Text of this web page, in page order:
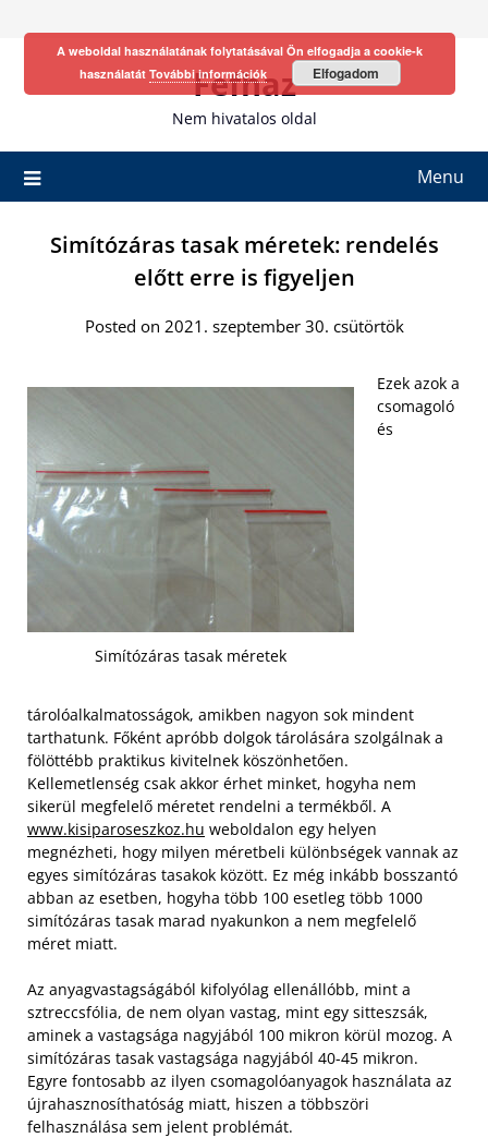
Fefhaz
Nem hivatalos oldal
Menu
Simítózáras tasak méretek: rendelés
előtt erre is figyeljen
Posted on 2021. szeptember 30. csütörtök
Simítózáras tasak méretek
Ezek azok a
csomagoló
és
tárolóalkalmatosságok, amikben nagyon sok mindent
tarthatunk. Főként apróbb dolgok tárolására szolgálnak a
fölöttébb praktikus kivitelnek köszönhetően.
Kellemetlenség csak akkor érhet minket, hogyha nem
sikerül megfelelő méretet rendelni a termékből. A
www.kisiparoseszkoz.hu weboldalon egy helyen
megnézheti, hogy milyen méretbeli különbségek vannak az
egyes simítózáras tasakok között. Ez még inkább bosszantó
abban az esetben, hogyha több 100 esetleg több 1000
simítózáras tasak marad nyakunkon a nem megfelelő
méret miatt.
Az anyagvastagságából kifolyólag ellenállóbb, mint a
sztreccsfólia, de nem olyan vastag, mint egy sitteszsák,
aminek a vastagsága nagyjából 100 mikron körül mozog. A
simítózáras tasak vastagsága nagyjából 40-45 mikron.
Egyre fontosabb az ilyen csomagolóanyagok használata az
újrahasznosíthatóság miatt, hiszen a többszöri
felhasználása sem jelent problémát.
A weboldal használatának folytatásával Ön elfogadja a cookie-k
használatát További információk Elfogadom